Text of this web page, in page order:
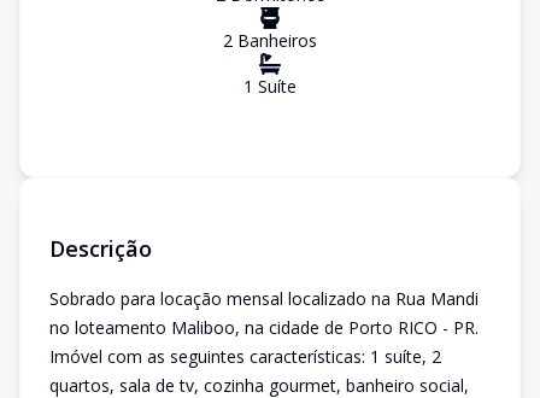
2 Banheiros
1 Suíte
Descrição
Sobrado para locação mensal localizado na Rua Mandi
no loteamento Maliboo, na cidade de Porto RICO - PR.
Imóvel com as seguintes características: 1 suíte, 2
quartos, sala de tv, cozinha gourmet, banheiro social,